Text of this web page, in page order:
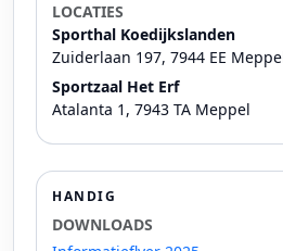
LOCATIES
Sporthal Koedijkslanden
Zuiderlaan 197, 7944 EE
Sportzaal Het Erf
Atalanta 1, 7943 TA Meppel
HANDIG
DOWNLOADS